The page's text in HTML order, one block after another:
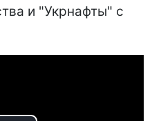
и "Укрнафты" с